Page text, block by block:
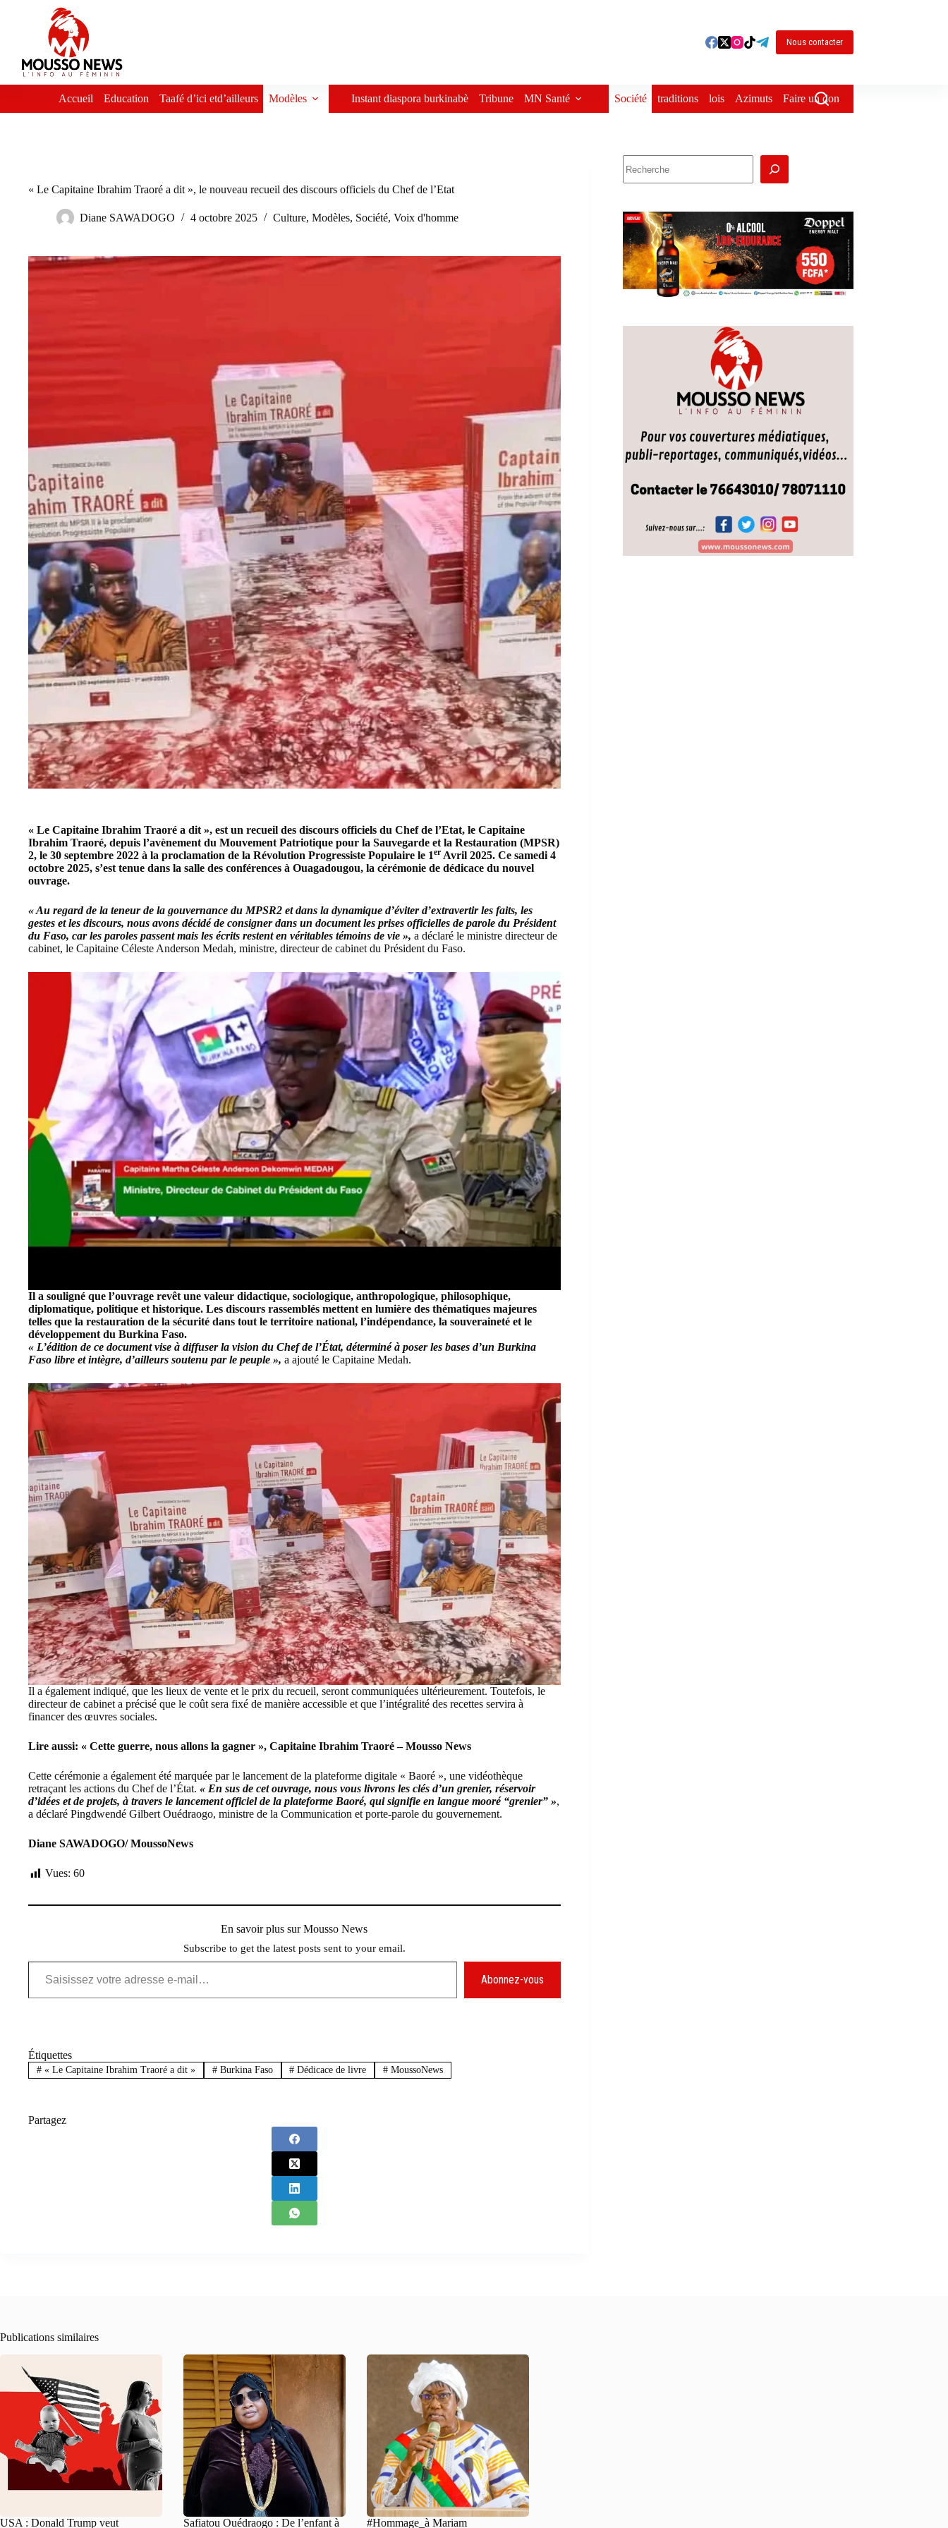
Nous contacter
Accueil Education Taafé d’ici etd’ailleurs Modèles Instant diaspora burkinabè Tribune MN Santé Société traditions lois Azimuts Faire un don
« Le Capitaine Ibrahim Traoré a dit », le nouveau recueil des discours officiels du Chef de l’Etat
Diane SAWADOGO 4 octobre 2025 Culture, Modèles, Société, Voix d'homme
« Le Capitaine Ibrahim Traoré a dit », est un recueil des discours officiels du Chef de l’Etat, le Capitaine
Ibrahim Traoré, depuis l’avènement du Mouvement Patriotique pour la Sauvegarde et la Restauration (MPSR)
2, le 30 septembre 2022 à la proclamation de la Révolution Progressiste Populaire le 1er Avril 2025. Ce samedi 4
octobre 2025, s’est tenue dans la salle des conférences à Ouagadougou, la cérémonie de dédicace du nouvel
ouvrage.
« Au regard de la teneur de la gouvernance du MPSR2 et dans la dynamique d’éviter d’extravertir les faits, les
gestes et les discours, nous avons décidé de consigner dans un document les prises officielles de parole du Président
du Faso, car les paroles passent mais les écrits restent en véritables témoins de vie », a déclaré le ministre directeur de
cabinet, le Capitaine Céleste Anderson Medah, ministre, directeur de cabinet du Président du Faso.
Il a souligné que l’ouvrage revêt une valeur didactique, sociologique, anthropologique, philosophique,
diplomatique, politique et historique. Les discours rassemblés mettent en lumière des thématiques majeures
telles que la restauration de la sécurité dans tout le territoire national, l’indépendance, la souveraineté et le
développement du Burkina Faso.
« L’édition de ce document vise à diffuser la vision du Chef de l’État, déterminé à poser les bases d’un Burkina
Faso libre et intègre, d’ailleurs soutenu par le peuple », a ajouté le Capitaine Medah.
Il a également indiqué, que les lieux de vente et le prix du recueil, seront communiquées ultérieurement. Toutefois, le
directeur de cabinet a précisé que le coût sera fixé de manière accessible et que l’intégralité des recettes servira à
financer des œuvres sociales.
Lire aussi: « Cette guerre, nous allons la gagner », Capitaine Ibrahim Traoré – Mousso News
Cette cérémonie a également été marquée par le lancement de la plateforme digitale « Baoré », une vidéothèque
retraçant les actions du Chef de l’État. « En sus de cet ouvrage, nous vous livrons les clés d’un grenier, réservoir
d’idées et de projets, à travers le lancement officiel de la plateforme Baoré, qui signifie en langue mooré “grenier” »,
a déclaré Pingdwendé Gilbert Ouédraogo, ministre de la Communication et porte-parole du gouvernement.
Diane SAWADOGO/ MoussoNews
Vues: 60
En savoir plus sur Mousso News
Subscribe to get the latest posts sent to your email.
Saisissez votre adresse e-mail…
Abonnez-vous
Étiquettes
#« Le Capitaine Ibrahim Traoré a dit » #Burkina Faso # Dédicace de livre # MoussoNews
Partagez
Publications similaires
USA : Donald Trump veut Safiatou Ouédraogo : De l’enfant à #Hommage_à Mariam